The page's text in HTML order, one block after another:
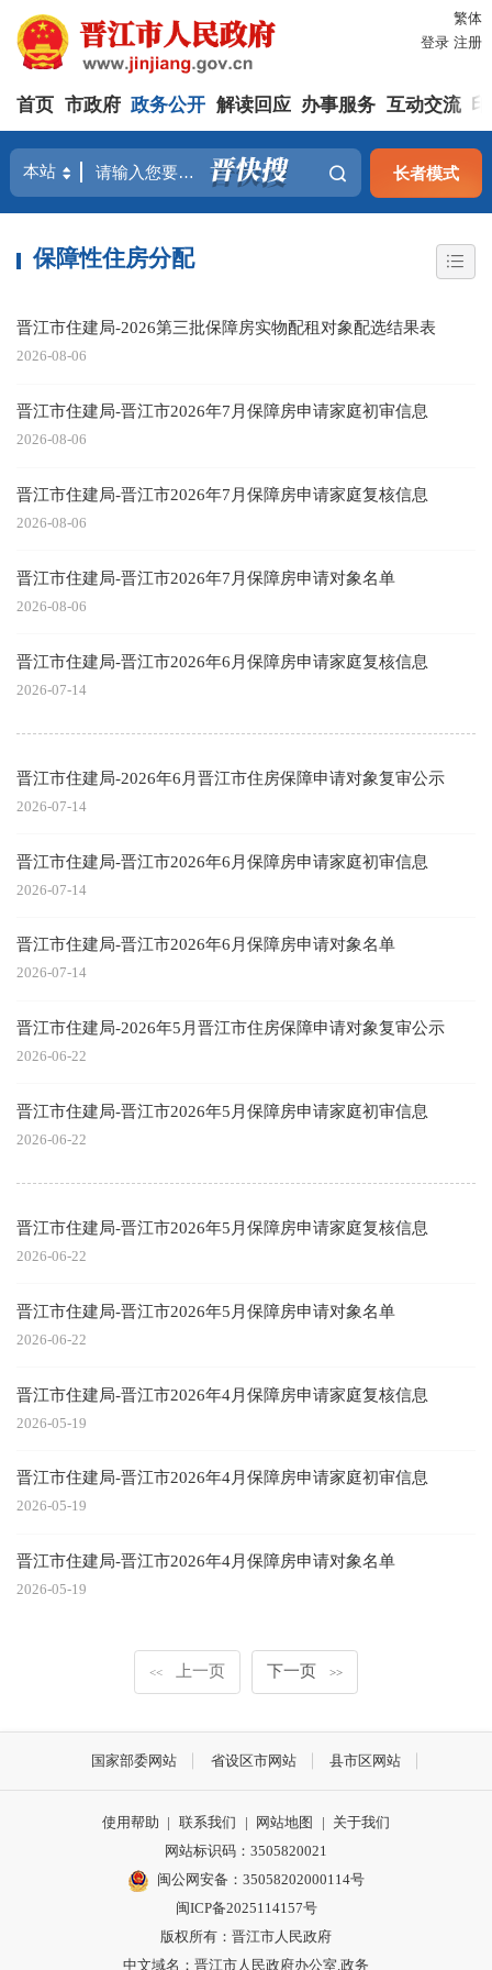
繁体
登录 注册
首页 市政府 政务公开 解读回应 办事服务 互动交流
长者模式
保障性住房分配
晋江市住建局-2026第三批保障房实物配租对象配选结果表
2026-08-06
晋江市住建局-晋江市2026年7月保障房申请家庭初审信息
2026-08-06
晋江市住建局-晋江市2026年7月保障房申请家庭复核信息
2026-08-06
晋江市住建局-晋江市2026年7月保障房申请对象名单
2026-08-06
晋江市住建局-晋江市2026年6月保障房申请家庭复核信息
2026-07-14
晋江市住建局-2026年6月晋江市住房保障申请对象复审公示
2026-07-14
晋江市住建局-晋江市2026年6月保障房申请家庭初审信息
2026-07-14
晋江市住建局-晋江市2026年6月保障房申请对象名单
2026-07-14
晋江市住建局-2026年5月晋江市住房保障申请对象复审公示
2026-06-22
晋江市住建局-晋江市2026年5月保障房申请家庭初审信息
2026-06-22
晋江市住建局-晋江市2026年5月保障房申请家庭复核信息
2026-06-22
晋江市住建局-晋江市2026年5月保障房申请对象名单
2026-06-22
晋江市住建局-晋江市2026年4月保障房申请家庭复核信息
2026-05-19
晋江市住建局-晋江市2026年4月保障房申请家庭初审信息
2026-05-19
晋江市住建局-晋江市2026年4月保障房申请对象名单
2026-05-19
<< 上一页 下一页 >>
国家部委网站 省设区市网站 县市区网站
使用帮助 | 联系我们 | 网站地图 | 关于我们
网站标识码：3505820021
闽公网安备：35058202000114号
闽ICP备2025114157号
版权所有：晋江市人民政府
中文域名：晋江市人民政府办公室.政务